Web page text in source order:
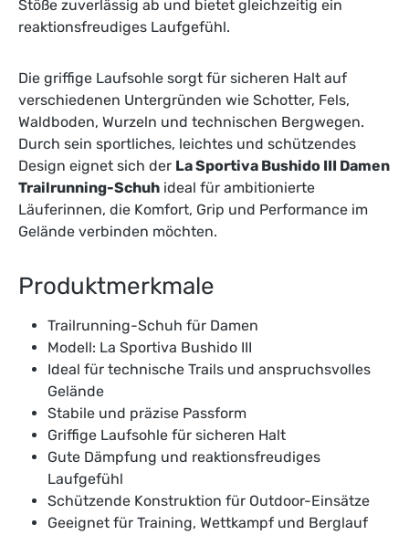
Stöße zuverlässig ab und bietet gleichzeitig ein
reaktionsfreudiges Laufgefühl.
Die griffige Laufsohle sorgt für sicheren Halt auf
verschiedenen Untergründen wie Schotter, Fels,
Waldboden, Wurzeln und technischen Bergwegen.
Durch sein sportliches, leichtes und schützendes
Design eignet sich der La Sportiva Bushido III Damen
Trailrunning-Schuh ideal für ambitionierte
Läuferinnen, die Komfort, Grip und Performance im
Gelände verbinden möchten.
Produktmerkmale
Trailrunning-Schuh für Damen
Modell: La Sportiva Bushido III
Ideal für technische Trails und anspruchsvolles
Gelände
Stabile und präzise Passform
Griffige Laufsohle für sicheren Halt
Gute Dämpfung und reaktionsfreudiges
Laufgefühl
Schützende Konstruktion für Outdoor-Einsätze
Geeignet für Training, Wettkampf und Berglauf